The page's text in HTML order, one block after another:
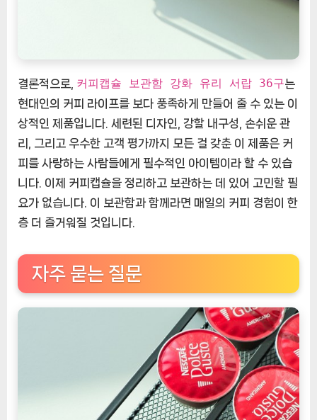
결론적으로, 커피캡슐 보관함 강화 유리 서랍 36구는
현대인의 커피 라이프를 보다 풍족하게 만들어 줄 수 있는 이
상적인 제품입니다. 세련된 디자인, 강할 내구성, 손쉬운 관
리, 그리고 우수한 고객 평가까지 모든 걸 갖춘 이 제품은 커
피를 사랑하는 사람들에게 필수적인 아이템이라 할 수 있습
니다. 이제 커피캡슐을 정리하고 보관하는 데 있어 고민할 필
요가 없습니다. 이 보관함과 함께라면 매일의 커피 경험이 한
층 더 즐거워질 것입니다.
자주 묻는 질문